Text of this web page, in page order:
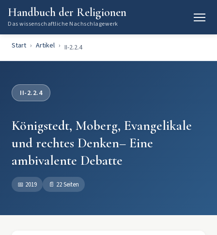
Handbuch der Religionen
Das wissenschaftliche Nachschlagewerk
Start Artikel II-2.2.4
II-2.2.4
Königstedt, Moberg, Evangelikale
und rechtes Denken– Eine
ambivalente Debatte
📅 2019 📄 22 Seiten